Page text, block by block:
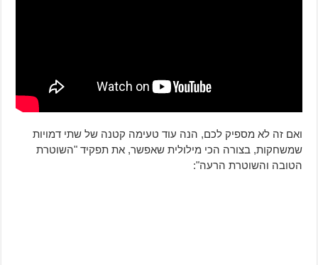
ואם זה לא מספיק לכם, הנה עוד טעימה קטנה של שתי דמויות
שמשחקות, בצורה הכי מילולית שאפשר, את תפקיד "השוטרת
הטובה והשוטרת הרעה":